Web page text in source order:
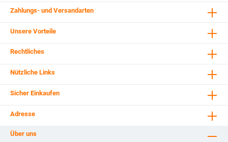
Zahlungs- und Versandarten
Unsere Vorteile
Rechtliches
Nützliche Links
Sicher Einkaufen
Adresse
Über uns